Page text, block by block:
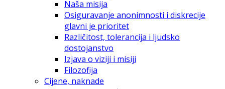
Naša misija
Osiguravanje anonimnosti i diskrecije
glavni je prioritet
Različitost, tolerancija i ljudsko
dostojanstvo
Izjava o viziji i misiji
Filozofija
Cijene, naknade